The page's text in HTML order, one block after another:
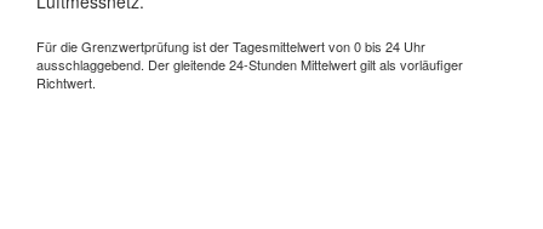
Für die Grenzwertprüfung ist der Tagesmittelwert von 0 bis 24 Uhr
ausschlaggebend. Der gleitende 24-Stunden Mittelwert gilt als vorläufiger
Richtwert.